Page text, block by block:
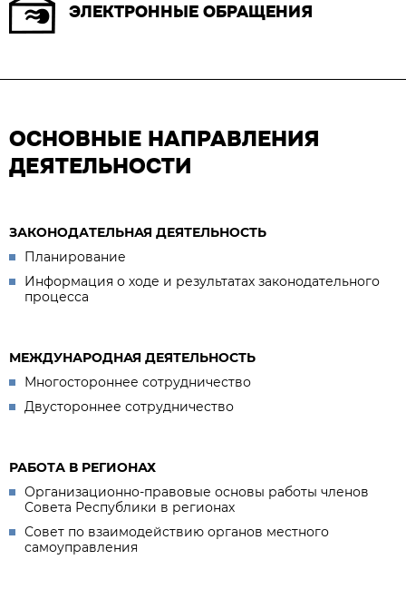
ЭЛЕКТРОННЫЕ ОБРАЩЕНИЯ
ОСНОВНЫЕ НАПРАВЛЕНИЯ
ДЕЯТЕЛЬНОСТИ
ЗАКОНОДАТЕЛЬНАЯ ДЕЯТЕЛЬНОСТЬ
Планирование
Информация о ходе и результатах законодательного
процесса
МЕЖДУНАРОДНАЯ ДЕЯТЕЛЬНОСТЬ
Многостороннее сотрудничество
Двустороннее сотрудничество
РАБОТА В РЕГИОНАХ
Организационно-правовые основы работы членов
Совета Республики в регионах
Совет по взаимодействию органов местного
самоуправления